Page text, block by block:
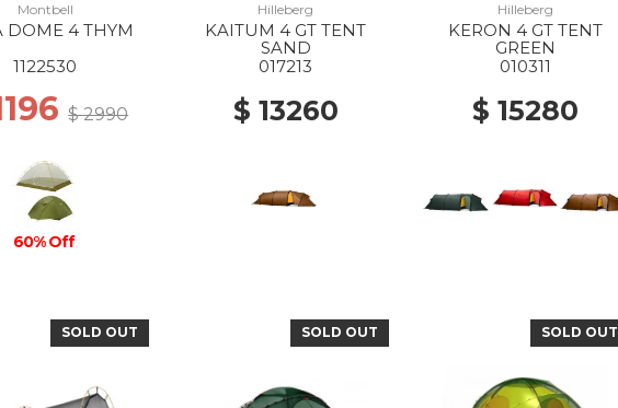
Montbell
DOME 4 THYM
1122530
$ 2990
60% Off
Hilleberg
KAITUM 4 GT TENT
SAND
017213
$ 13260
Hilleberg
KERON 4 GT TENT
GREEN
010311
$ 15280
SOLD OUT SOLD OUT SOLD OUT